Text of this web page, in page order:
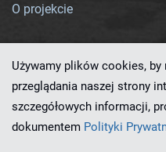
O projekcie
Ten serwis działa dzięki
Używamy plików cookies,
przeglądania naszej strony
szczegółowych informacji,
dokumentem Polityki